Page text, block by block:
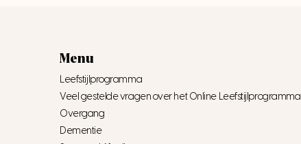
Menu
Leefstijlprogramma
Veel gestelde vragen over het Online Leefstijlprogramma
Overgang
Dementie